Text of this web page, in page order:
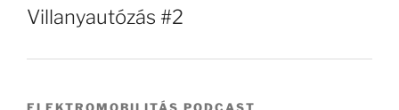
Villanyautózás #2